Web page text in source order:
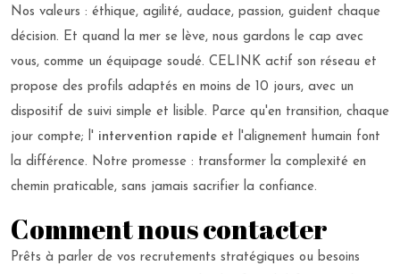
Nos valeurs : éthique, agilité, audace, passion, guident chaque
décision. Et quand la mer se lève, nous gardons le cap avec
vous, comme un équipage soudé. CELINK actif son réseau et
propose des profils adaptés en moins de 10 jours, avec un
dispositif de suivi simple et lisible. Parce qu'en transition, chaque
jour compte; l' intervention rapide et l'alignement humain font
la différence. Notre promesse : transformer la complexité en
chemin praticable, sans jamais sacrifier la confiance.
Comment nous contacter
Prêts à parler de vos recrutements stratégiques ou besoins